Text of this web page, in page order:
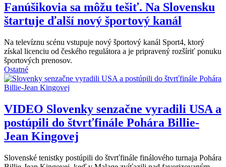
Fanúšikovia sa môžu tešiť. Na Slovensku
štartuje ďalší nový športový kanál
Na televíznu scénu vstupuje nový športový kanál Sport4, ktorý
získal licenciu od českého regulátora a je pripravený rozšíriť ponuku
športových prenosov.
Ostatné
VIDEO Slovenky senzačne vyradili USA a
postúpili do štvrťfinále Pohára Billie-
Jean Kingovej
Slovenské tenistky postúpili do štvrťfinále finálového turnaja Pohára